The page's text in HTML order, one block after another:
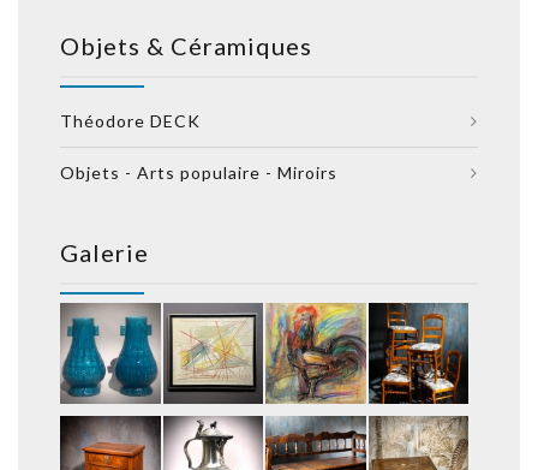
Objets & Céramiques
Théodore DECK
Objets - Arts populaire - Miroirs
Galerie